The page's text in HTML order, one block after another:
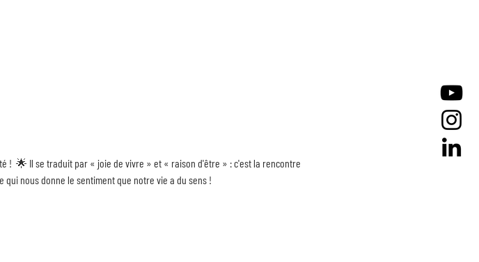
!  🌟 Il se traduit par « joie de vivre » et « raison d'être » : c'est la rencontre
nous donne le sentiment que notre vie a du sens !